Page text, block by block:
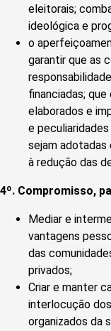
eleitorais;
ideológica e
o
garantir que as
financiadas;
elaborados e
e
sejam
à redução das
4º. Compromisso,
Mediar e
vantagens
das
privados;
Criar e manter
interlocução
organizados da